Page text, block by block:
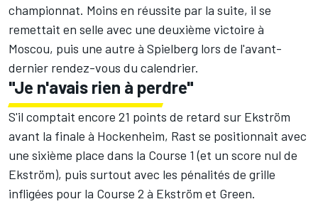
championnat. Moins en réussite par la suite, il se
remettait en selle avec une deuxième victoire à
Moscou, puis une autre à Spielberg lors de l'avant-
dernier rendez-vous du calendrier.
"Je n'avais rien à perdre"
S'il comptait encore 21 points de retard sur Ekström
avant la finale à Hockenheim, Rast se positionnait avec
une sixième place dans la Course 1 (et un score nul de
Ekström), puis surtout avec les pénalités de grille
infligées pour la Course 2 à Ekström et Green.